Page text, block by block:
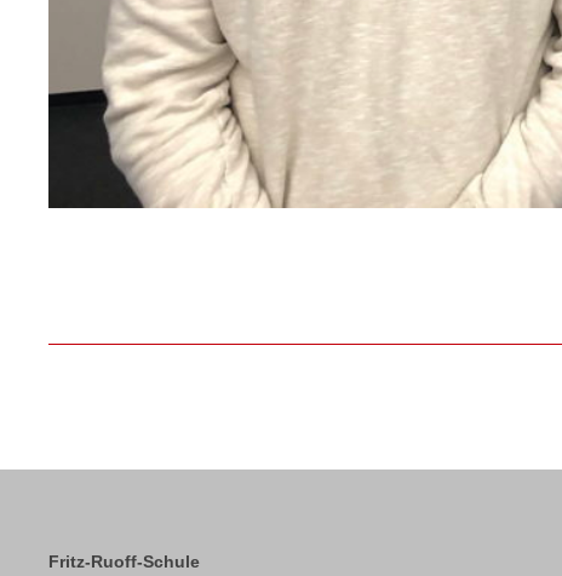
Fritz-Ruoff-Schule